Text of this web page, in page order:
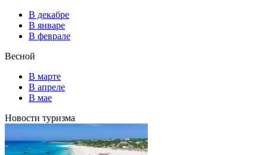
В декабре
В январе
В феврале
Весной
В марте
В апреле
В мае
Новости туризма